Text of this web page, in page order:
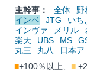
主幹事：
全体 野
インベ
JTG いち
インヴァ
メリル
楽天
UBS MS
丸三
丸八 日本ア
■+100％以上、 ■